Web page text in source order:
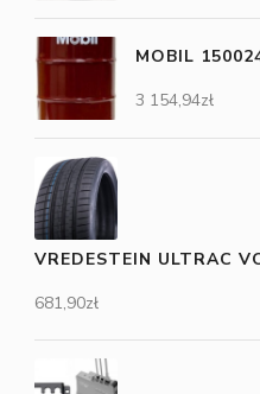
MOBIL
3 154,94zł
VREDESTEIN ULTRAC
681,90zł